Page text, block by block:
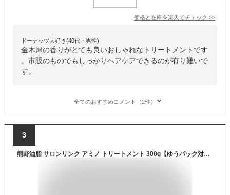
価格と在庫を楽天でチェック >>
ドーナッツ大好き(40代・男性)
金木犀の香りがとても良いおしゃれなトリートメントです
。市販のものでもしっかりヘアケアできるのが有り難いで
す。
全てのおすすめコメント（2件）
3
熊野油脂 サロンリンク アミノ トリートメント 300g【ゆうパック対応】【ドラッグストア】